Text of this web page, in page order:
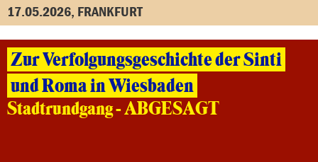
17.05.2026, FRANKFURT
Zur Verfolgungsgeschichte der Sinti
und Roma in Wiesbaden
Stadtrundgang - ABGESAGT